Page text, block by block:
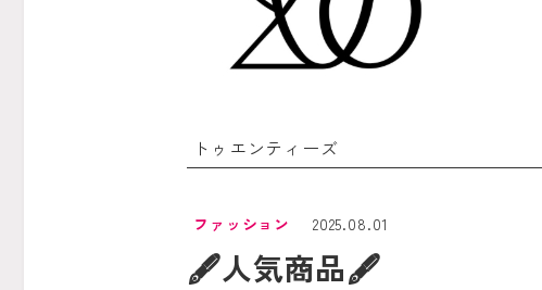
トゥエンティーズ
ファッション 2025.08.01
🖋人気商品🖋